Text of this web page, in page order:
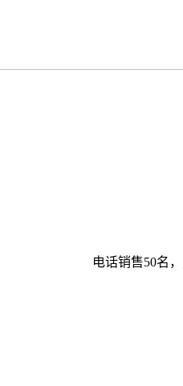
电话销售50名